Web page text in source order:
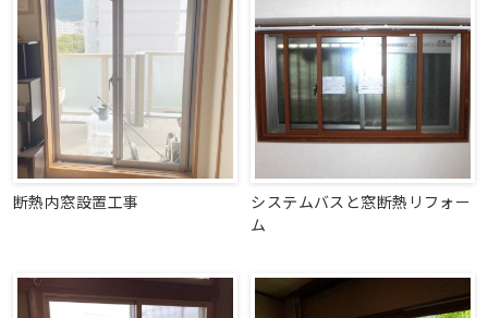
断熱内窓設置工事
システムバスと窓断熱リフォー
ム